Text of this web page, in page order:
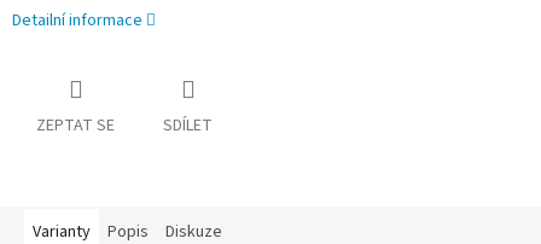
Detailní informace
ZEPTAT SE SDÍLET
Varianty Popis Diskuze